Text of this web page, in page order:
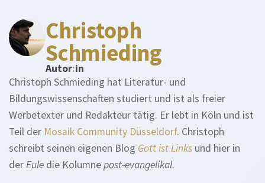
Christoph
Schmieding
Autor:in
Christoph Schmieding hat Literatur- und
Bildungswissenschaften studiert und ist als freier
Werbetexter und Redakteur tätig. Er lebt in Köln und ist
Teil der Mosaik Community Düsseldorf. Christoph
schreibt seinen eigenen Blog Gott ist Links und hier in
derEule die Kolumnepost-evangelikal.